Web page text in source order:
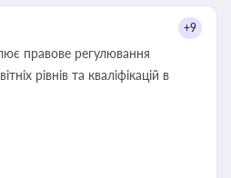
+9
правове регулювання
рівнів та кваліфікацій в